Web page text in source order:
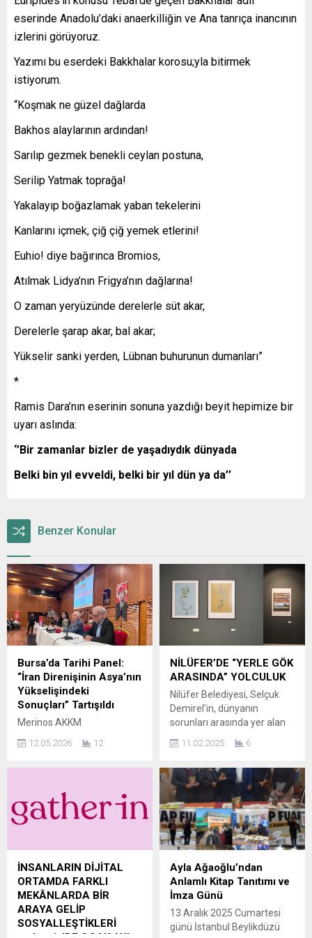
eserinde Anadolu’daki anaerkilliğin ve Ana tanrıça inancının
izlerini görüyoruz.
Yazımı bu eserdeki Bakkhalar korosu;yla bitirmek
istiyorum.
“Koşmak ne güzel dağlarda
Bakhos alaylarının ardından!
Sarılıp gezmek benekli ceylan postuna,
Serilip Yatmak toprağa!
Yakalayıp boğazlamak yaban tekelerini
Kanlarını içmek, çiğ çiğ yemek etlerini!
Euhio! diye bağırınca Bromios,
Atılmak Lidya’nın Frigya’nın dağlarına!
O zaman yeryüzünde derelerle süt akar,
Derelerle şarap akar, bal akar;
Yükselir sanki yerden, Lübnan buhurunun dumanları”
*
Ramis Dara’nın eserinin sonuna yazdığı beyit hepimize bir
uyarı aslında:
‘’Bir zamanlar bizler de yaşadıydık dünyada
Belki bin yıl evveldi, belki bir yıl dün ya da’’
Benzer Konular
Bursa’da Tarihi Panel:
“İran Direnişinin Asya’nın
Yükselişindeki
Sonuçları” Tartışıldı
Merinos AKKM
uluslararası ilişkiler ve
adresi oldu. Panel, Vatan
Partisi öncülüğünde
düzenlendi ve geniş bir
Panelde, Vatan Partisi Genel
Başkanı Doğu Perinçek, 24.
Dönem İstanbul Milletvekili
Ali Özgündüz, İran İslam
Cumhuriyeti
Konsolosluğu’ndan
Abolghasem Tahmasebi ve
12.05.2026 12
NİLÜFER’DE “YERLE GÖK
ARASINDA” YOLCULUK
Nilüfer Belediyesi, Selçuk
Demirel’in, dünyanın
sorunları arasında yer alan
eserlerinden oluşan “Yerle
ev sahipliği yapıyor.
Sanatçının kendine özgü
mizahi bakış açısıyla ele
aldığı eserleri, 16 Mart’a
kadar Meteor Balat
Kültürevi’nde izlenebilecek.
Nilüfer Belediyesi, İstanbul
Fransız Kültür Merkezi ve
Bursa Türk-Fransız Alliance
11.02.2025 6
İNSANLARIN DİJİTAL
ORTAMDA FARKLI
MEKÂNLARDA BİR
ARAYA GELİP
SOSYALLEŞTİKLERİ
Ayla Ağaoğlu’ndan
Anlamlı Kitap Tanıtımı ve
İmza Günü
13 Aralık 2025 Cumartesi
günü İstanbul Beylikdüzü